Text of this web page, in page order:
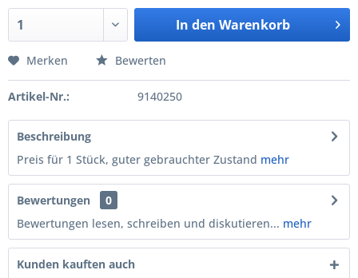
In den Warenkorb
Merken Bewerten
Artikel-Nr.: 9140250
Beschreibung
Preis für 1 Stück, guter gebrauchter Zustand mehr
Bewertungen
0
Bewertungen lesen, schreiben und diskutieren... mehr
Kunden kauften auch